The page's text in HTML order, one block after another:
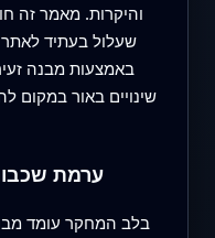
והיקרות. מאמר זה
שעלול בעתיד לאתר
באמצעות מבנה
שינויים באור במקום
ערמת
בלב המחקר עומד